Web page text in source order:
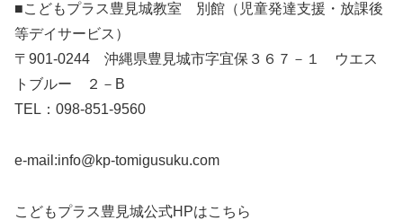
■こどもプラス豊見城教室 別館（児童発達支援・放課後
等デイサービス）
〒901-0244 沖縄県豊見城市字宜保３６７－１ ウエス
トブルー ２－B
TEL：098-851-9560
e-mail:info@kp-tomigusuku.com
こどもプラス豊見城公式HPはこちら